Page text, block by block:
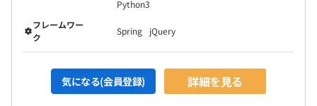
LINE WORKSを活用しており、スタンプでトークなど、気
軽にコミュニケーションが取りやすい雰囲気です。
【開発環境】
開発言語はJavaやC#が中心で、Pythonなども使用してい
Python3
フレームワー
ク
Spring jQuery
気になる(会員登録) 詳細を見る